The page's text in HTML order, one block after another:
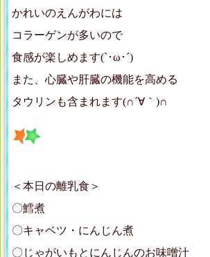
かれいのえんがわには
コラーゲンが多いので
食感が楽しめます(`･ω･´)
また、心臓や肝臓の機能を高める
タウリンも含まれます(∩´∀｀)∩
＜本日の離乳食＞
〇鱈煮
〇キャベツ・にんじん煮
〇じゃがいもとにんじんのお味噌汁